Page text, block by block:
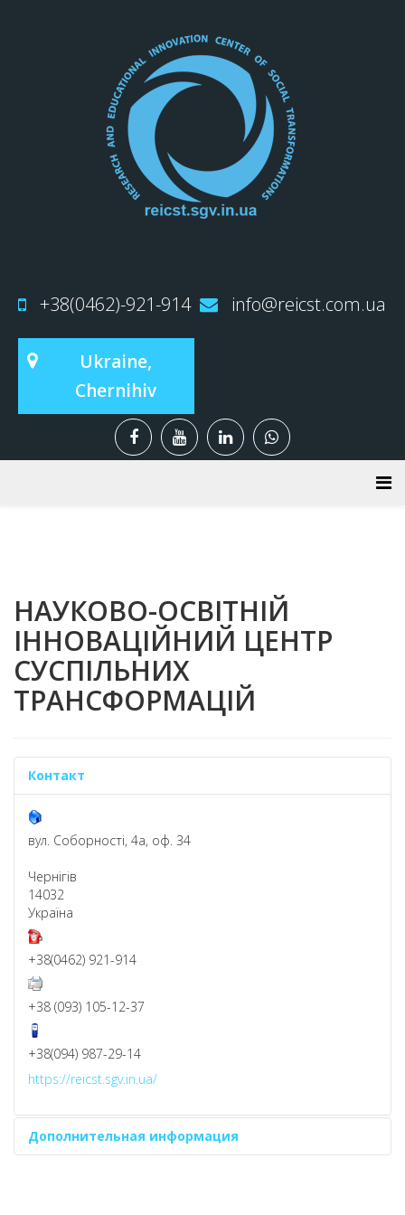
+38(0462)-921-914 info@reicst.com.ua
Ukraine,
Chernihiv
НАУКОВО-ОСВІТНІЙ
ІННОВАЦІЙНИЙ ЦЕНТР
СУСПІЛЬНИХ
ТРАНСФОРМАЦІЙ
Контакт
вул. Соборності, 4а, оф. 34
Чернігів
14032
Україна
+38(0462) 921-914
+38 (093) 105-12-37
+38(094) 987-29-14
https://reicst.sgv.in.ua/
Дополнительная информация